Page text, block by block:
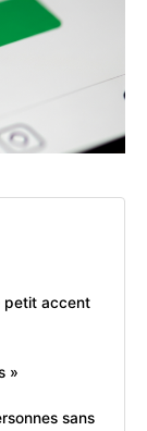
petit accent
»
sans